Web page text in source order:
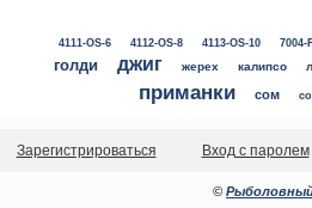
4111-OS-6 4112-OS-8 4113-OS-10 7004-
голди джиг жерех калипсо
приманки сом
Зарегистрироваться Вход с паролем
© Рыболовный